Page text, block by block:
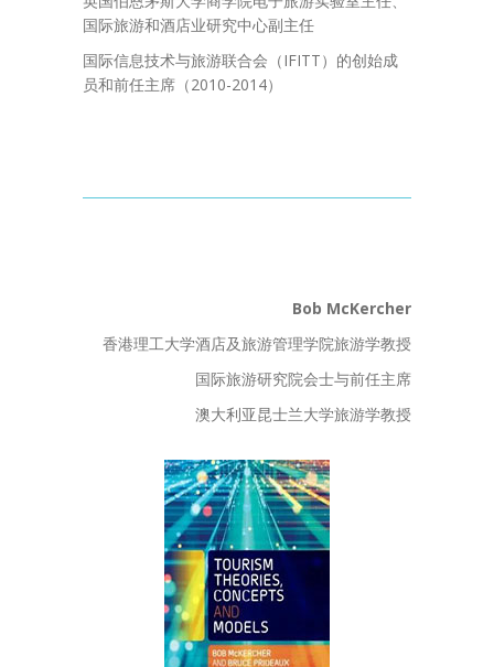
国际旅游和酒店业研究中心副主任
国际信息技术与旅游联合会（IFITT）的创始成
员和前任主席（2010-2014）
Bob McKercher
香港理工大学酒店及旅游管理学院旅游学教授
国际旅游研究院会士与前任主席
澳大利亚昆士兰大学旅游学教授